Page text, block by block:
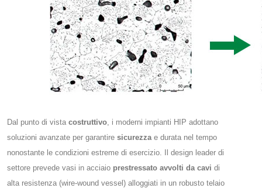
Dal punto di vista costruttivo, i moderni impianti HIP adottano
soluzioni avanzate per garantire sicurezzae durata nel tempo
nonostante le condizioni estreme di esercizio. Il design leader di
settore prevede vasi in acciaio prestressato avvolti da cavi di
alta resistenza (wire-wound vessel) alloggiati in un robusto telaio